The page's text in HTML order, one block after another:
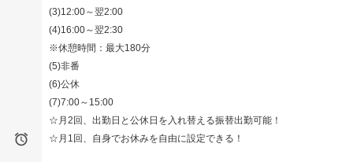

(3)12:00～翌2:00
(4)16:00～翌2:30
※休憩時間：最大180分
(5)非番
(6)公休
(7)7:00～15:00
☆月2回、出勤日と公休日を入れ替える振替出勤可能！
☆月1回、自身でお休みを自由に設定できる！